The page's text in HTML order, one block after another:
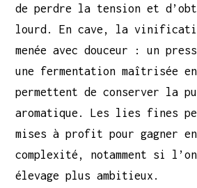
de perdre la tension et
lourd. En cave, la
menée avec douceur : un
une fermentation maîtrisée
permettent de conserver la
aromatique. Les lies fines
mises à profit pour gagner
complexité, notamment si
élevage plus ambitieux.